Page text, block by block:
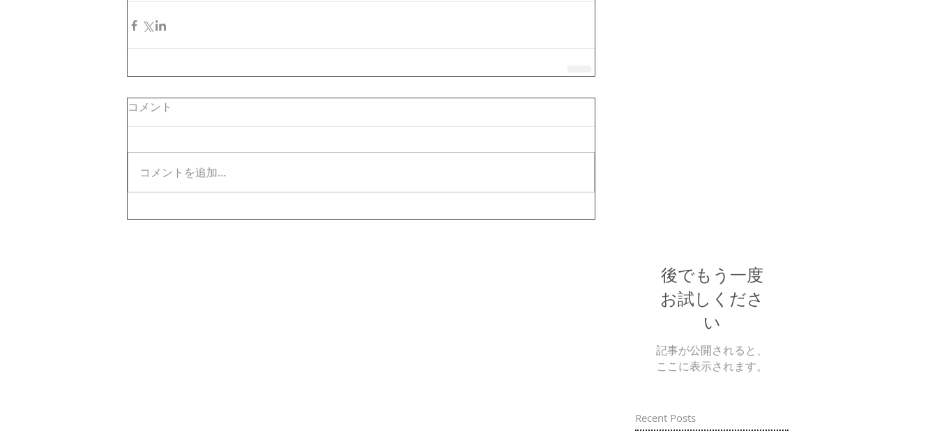
コメント
コメントを追加…
後でもう一度
お試しくださ
い
記事が公開されると、
ここに表示されます。
Recent Posts